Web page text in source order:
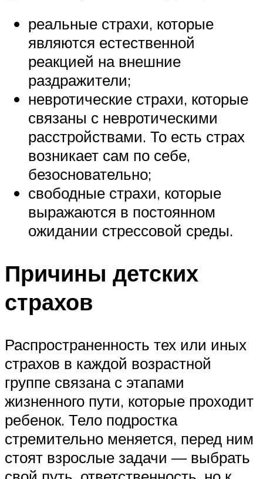
реальные страхи, которые
являются естественной
реакцией на внешние
раздражители;
невротические страхи, которые
связаны с невротическими
расстройствами. То есть страх
возникает сам по себе,
безосновательно;
свободные страхи, которые
выражаются в постоянном
ожидании стрессовой среды.
Причины детских
страхов
Распространенность тех или иных
страхов в каждой возрастной
группе связана с этапами
жизненного пути, которые проходит
ребенок. Тело подростка
стремительно меняется, перед ним
стоят взрослые задачи — выбрать